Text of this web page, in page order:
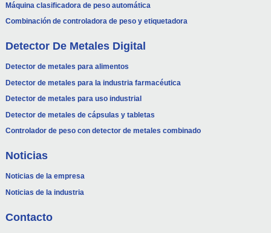
Máquina clasificadora de peso automática
Combinación de controladora de peso y etiquetadora
Detector De Metales Digital
Detector de metales para alimentos
Detector de metales para la industria farmacéutica
Detector de metales para uso industrial
Detector de metales de cápsulas y tabletas
Controlador de peso con detector de metales combinado
Noticias
Noticias de la empresa
Noticias de la industria
Contacto